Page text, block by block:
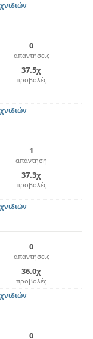
0
απαντήσεις
37.5χ
προβολές
1
απάντηση
37.3χ
προβολές
0
απαντήσεις
36.0χ
προβολές
0